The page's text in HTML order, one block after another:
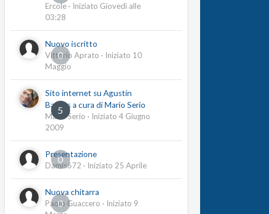
Ercole· Iniziato Giovedì alle
03:28
0
Nuovo iscritto
Vittorio Aprato · Iniziato 10
Maggio
5
Sito internet su Agustín
Barrios a cura di Mario Serio
Mario Serio · Iniziato 4 Giugno
2009
0
Presentazione
Damis672 · Iniziato 25 Aprile
0
Nuova chitarra
Paolo Guaccero · Iniziato 9